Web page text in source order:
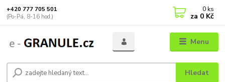
Menu
Hledat
+420 777 705 501
(Po-Pá, 8-16 hod.)
0 ks
za 0 Kč